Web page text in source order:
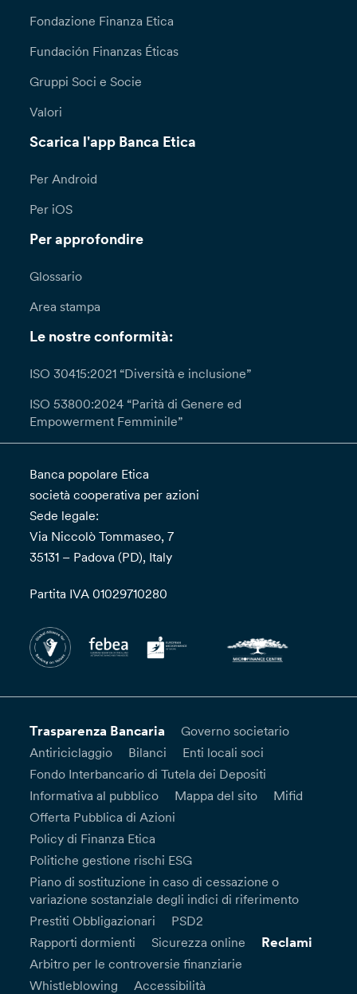
Fondazione Finanza Etica
Fundación Finanzas Éticas
Gruppi Soci e Socie
Valori
Scarica l'app Banca Etica
Per Android
Per iOS
Per approfondire
Glossario
Area stampa
Le nostre conformità:
ISO 30415:2021 “Diversità e inclusione”
ISO 53800:2024 “Parità di Genere ed
Empowerment Femminile”
Banca popolare Etica
società cooperativa per azioni
Sede legale:
Via Niccolò Tommaseo, 7
35131 – Padova (PD), Italy
Partita IVA 01029710280
Trasparenza Bancaria
Governo societario
Antiriciclaggio
Bilanci
Enti locali soci
Fondo Interbancario di Tutela dei Depositi
Informativa al pubblico
Mappa del sito
Mifid
Offerta Pubblica di Azioni
Policy di Finanza Etica
Politiche gestione rischi ESG
Piano di sostituzione in caso di cessazione o
variazione sostanziale degli indici di riferimento
Prestiti Obbligazionari
PSD2
Rapporti dormienti
Sicurezza online Reclami
Arbitro per le controversie finanziarie
Whistleblowing
Accessibilità